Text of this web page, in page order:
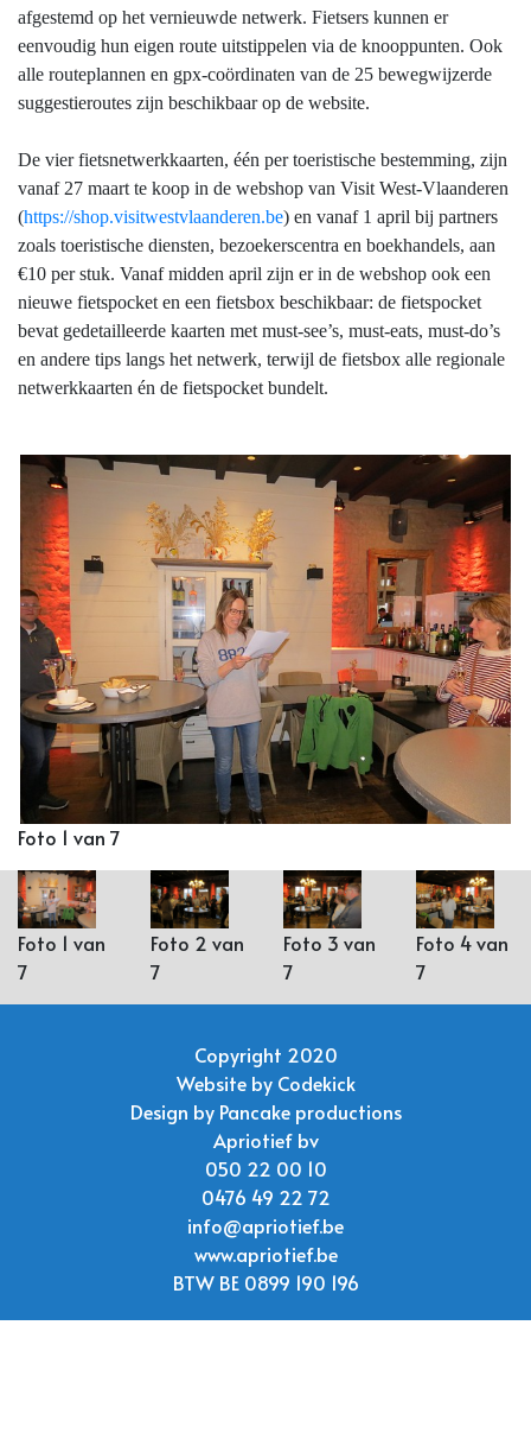
afgestemd op het vernieuwde netwerk. Fietsers kunnen er
eenvoudig hun eigen route uitstippelen via de knooppunten. Ook
alle routeplannen en gpx-coördinaten van de 25 bewegwijzerde
suggestieroutes zijn beschikbaar op de website.
De vier fietsnetwerkkaarten, één per toeristische bestemming, zijn
vanaf 27 maart te koop in de webshop van Visit West-Vlaanderen
(https://shop.visitwestvlaanderen.be) en vanaf 1 april bij partners
zoals toeristische diensten, bezoekerscentra en boekhandels, aan
€10 per stuk. Vanaf midden april zijn er in de webshop ook een
nieuwe fietspocket en een fietsbox beschikbaar: de fietspocket
bevat gedetailleerde kaarten met must-see’s, must-eats, must-do’s
en andere tips langs het netwerk, terwijl de fietsbox alle regionale
netwerkkaarten én de fietspocket bundelt.
Foto 1 van 7
Foto 1 van
7
Foto 2 van
7
Foto 3 van
7
Foto 4 van
7
Copyright 2020
Website by Codekick
Design by Pancake productions
Apriotief bv
050 22 00 10
0476 49 22 72
info@apriotief.be
www.apriotief.be
BTW BE 0899 190 196